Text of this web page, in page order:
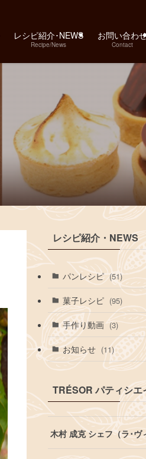
レシピ紹介･NEWS
Recipe/News
お問い合わ
Contact
レシピ紹介・NEWS
パンレシピ (51)
菓子レシピ (95)
手作り動画 (3)
お知らせ (11)
TRÉSOR パティシエ
木村 成克 シェフ（ラ･ヴ